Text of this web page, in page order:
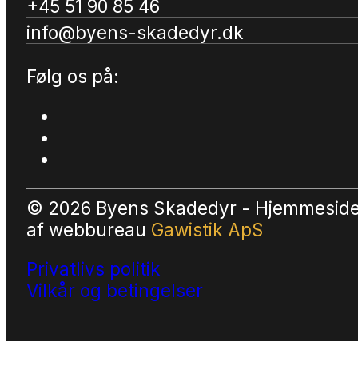
+45 51 90 85 46
info@byens-skadedyr.dk
Følg os på:
© 2026 Byens Skadedyr -
af webbureau Gawistik ApS
Privatlivs politik
Vilkår og betingelser